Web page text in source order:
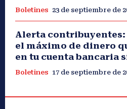
Boletines 23 de septiembre de
Alerta contribuyentes:
el máximo de dinero
en tu cuenta bancaria
Boletines 17 de septiembre de